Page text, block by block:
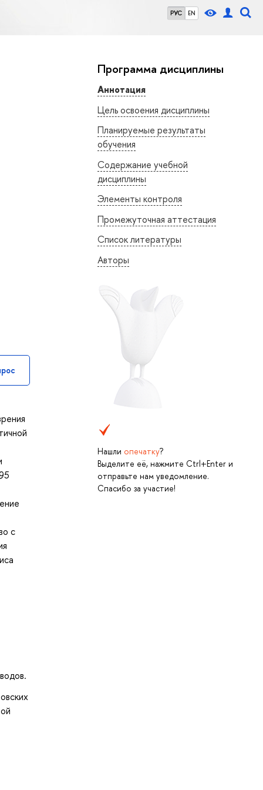
РУС EN
Программа дисциплины
Аннотация
Цель освоения дисциплины
Планируемые результаты
обучения
Содержание учебной
дисциплины
Элементы контроля
Промежуточная аттестация
Список литературы
Авторы
Нашли опечатку?
Выделите её, нажмите Ctrl+Enter и
отправьте нам уведомление.
Спасибо за участие!
с